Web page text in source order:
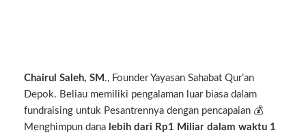
Chairul Saleh, SM ., Founder Yayasan Sahabat Qur’an
Depok. Beliau memiliki pengalaman luar biasa dalam
fundraising untuk Pesantrennya dengan pencapaian 💰
Menghimpun dana lebih dari Rp1 Miliar dalam waktu 1